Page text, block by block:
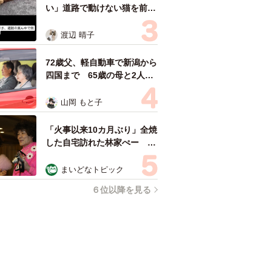
い」道路で動けない猫を前に
返された一言… 懸命に生き
ようとした4日間 「命の重
さはみんな同じ」保護団体代
表の訴え
渡辺 晴子
72歳父、軽自動車で新潟から
四国まで 65歳の母と2人で
3泊4日の旅 パーキングの休
憩まで分刻み… 「大学生で
も組まねえよ！」
山岡 もと子
「火事以来10カ月ぶり」全焼
した自宅訪れた林家ぺー 内
装も壁も取り払われスケルト
ン状態の部屋に呆然
まいどなトピック
６位以降を見る